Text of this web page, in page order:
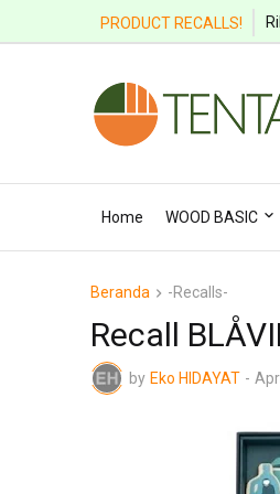
PRODUCT RECALLS!
Home WOOD BASIC
Beranda -Recalls-
Recall
by Eko HIDAYAT -